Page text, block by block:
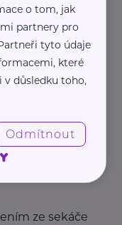
Móda, oblečení, obuv
ze sekáče
o tom, jak
partnery pro
tyto údaje
které
v důsledku toho,
Odmítnout